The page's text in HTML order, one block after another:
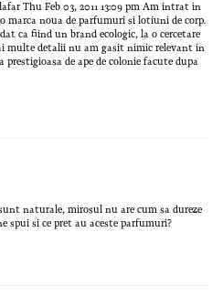
Thu Feb 03, 2011 13:09 pm Am intrat in
marca noua de parfumuri si lotiuni de corp.
ca fiind un brand ecologic, la o cercetare
multe detalii nu am gasit nimic relevant in
prestigioasa de ape de colonie facute dupa
naturale, mirosul nu are cum sa dureze
spui si ce pret au aceste parfumuri?